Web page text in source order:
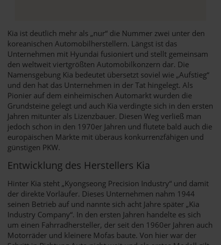
Kia ist deutlich mehr als „nur“ die Nummer zwei unter den
koreanischen Automobilherstellern. Längst ist das
Unternehmen mit Hyundai fusioniert und stellt gemeinsam
den weltweit viertgrößten Automobilkonzern dar. Die
Namensgebung Kia bedeutet übersetzt soviel wie „Aufstieg“
und den hat das Unternehmen in der Tat hingelegt. Als
Pionier auf dem einheimischen Automarkt wurden die
Grundsteine gelegt und auch Kia verdingte sich in den ersten
Jahren mitunter als Lizenzbauer. Diesen Weg verließ man
jedoch schon in den 1970er Jahren und flutete bald auch die
europäischen Märkte mit überaus konkurrenzfähigen und
günstigen PKW.
Entwicklung des Herstellers Kia
Hinter Kia steht „Kyongseong Precision Industry“ und damit
der direkte Vorläufer. Dieses Unternehmen nahm 1944
seinen Betrieb auf und nannte sich acht Jahre später „Kia
Industry Company“. In den ersten Jahren handelte es sich
um einen Fahrradhersteller, der seit den 1960er Jahren auch
Motorräder und kleinere Mofas baute. Von hier war der